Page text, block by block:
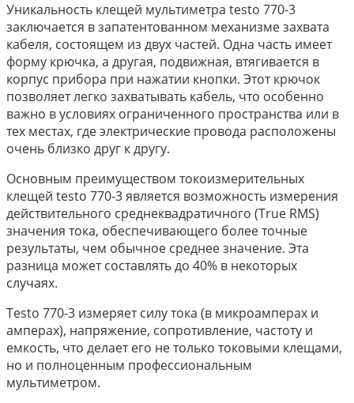
Уникальность клещей мультиметра testo 770-3
заключается в запатентованном механизме захвата
кабеля, состоящем из двух частей. Одна часть имеет
форму крючка, а другая, подвижная, втягивается в
корпус прибора при нажатии кнопки. Этот крючок
позволяет легко захватывать кабель, что особенно
важно в условиях ограниченного пространства или в
тех местах, где электрические провода расположены
очень близко друг к другу.
Основным преимуществом токоизмерительных
клещей testo 770-3 является возможность измерения
действительного среднеквадратичного (True RMS)
значения тока, обеспечивающего более точные
результаты, чем обычное среднее значение. Эта
разница может составлять до 40% в некоторых
случаях.
Testo 770-3 измеряет силу тока (в микроамперах и
амперах), напряжение, сопротивление, частоту и
емкость, что делает его не только токовыми клещами,
но и полноценным профессиональным
мультиметром.